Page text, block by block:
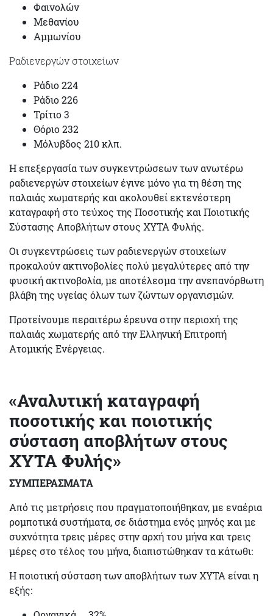
Φαινολών
Μεθανίου
Αμμωνίου
Ραδιενεργών στοιχείων
Ράδιο 224
Ράδιο 226
Τρίτιο 3
Θόριο 232
Μόλυβδος 210 κλπ.
Η επεξεργασία των συγκεντρώσεων των ανωτέρω
ραδιενεργών στοιχείων έγινε μόνο για τη θέση της
παλαιάς χωματερής και ακολουθεί εκτενέστερη
καταγραφή στο τεύχος της Ποσοτικής και Ποιοτικής
Σύστασης Αποβλήτων στους ΧΥΤΑ Φυλής.
Οι συγκεντρώσεις των ραδιενεργών στοιχείων
προκαλούν ακτινοβολίες πολύ μεγαλύτερες από την
φυσική ακτινοβολία, με αποτέλεσμα την ανεπανόρθωτη
βλάβη της υγείας όλων των ζώντων οργανισμών.
Προτείνουμε περαιτέρω έρευνα στην περιοχή της
παλαιάς χωματερής από την Ελληνική Επιτροπή
Ατομικής Ενέργειας.
«Αναλυτική καταγραφή
ποσοτικής και ποιοτικής
σύσταση αποβλήτων στους
ΧΥΤΑ Φυλής»
ΣΥΜΠΕΡΑΣΜΑΤΑ
Από τις μετρήσεις που πραγματοποιήθηκαν, με εναέρια
ρομποτικά συστήματα, σε διάστημα ενός μηνός και με
συχνότητα τρεις μέρες στην αρχή του μήνα και τρεις
μέρες στο τέλος του μήνα, διαπιστώθηκαν τα κάτωθι:
Η ποιοτική σύσταση των αποβλήτων των ΧΥΤΑ είναι η
εξής: